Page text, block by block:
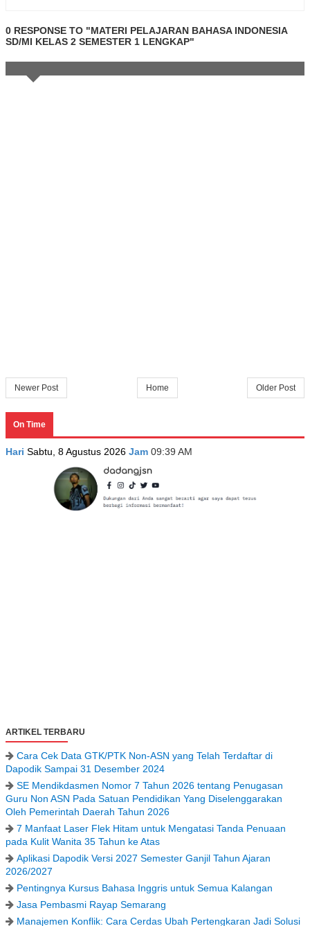
0 RESPONSE TO "MATERI PELAJARAN BAHASA INDONESIA
SD/MI KELAS 2 SEMESTER 1 LENGKAP"
Newer Post Older Post
Home
On Time
Hari Sabtu, 8 Agustus 2026 Jam 09:39 AM
ARTIKEL TERBARU
Cara Cek Data GTK/PTK Non-ASN yang Telah Terdaftar di
Dapodik Sampai 31 Desember 2024
SE Mendikdasmen Nomor 7 Tahun 2026 tentang Penugasan
Guru Non ASN Pada Satuan Pendidikan Yang Diselenggarakan
Oleh Pemerintah Daerah Tahun 2026
7 Manfaat Laser Flek Hitam untuk Mengatasi Tanda Penuaan
pada Kulit Wanita 35 Tahun ke Atas
Aplikasi Dapodik Versi 2027 Semester Ganjil Tahun Ajaran
2026/2027
Pentingnya Kursus Bahasa Inggris untuk Semua Kalangan
Jasa Pembasmi Rayap Semarang
Manajemen Konflik: Cara Cerdas Ubah Pertengkaran Jadi Solusi